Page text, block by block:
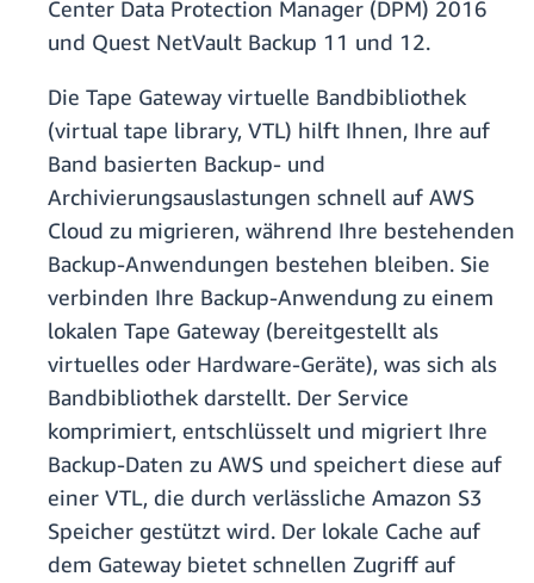
Center Data Protection Manager (DPM) 2016
und Quest NetVault Backup 11 und 12.
Die Tape Gateway virtuelle Bandbibliothek
(virtual tape library, VTL) hilft Ihnen, Ihre auf
Band basierten Backup- und
Archivierungsauslastungen schnell auf AWS
Cloud zu migrieren, während Ihre bestehenden
Backup-Anwendungen bestehen bleiben. Sie
verbinden Ihre Backup-Anwendung zu einem
lokalen Tape Gateway (bereitgestellt als
virtuelles oder Hardware-Geräte), was sich als
Bandbibliothek darstellt. Der Service
komprimiert, entschlüsselt und migriert Ihre
Backup-Daten zu AWS und speichert diese auf
einer VTL, die durch verlässliche Amazon S3
Speicher gestützt wird. Der lokale Cache auf
dem Gateway bietet schnellen Zugriff auf